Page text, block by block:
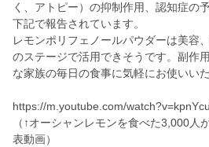
く、アトピー）の抑制作用、認知症の
下記で報告されています。
レモンポリフェノールパウダーは美容
のステージで活用できそうです。副作
な家族の毎日の食事に気軽にお使いい
https://m.youtube.com/
（↑オーシャンレモンを食べた3,000人
表動画）